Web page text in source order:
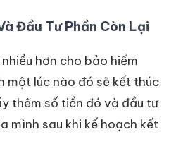
Đầu Tư Phần Còn Lại
hơn cho bảo hiểm
một lúc nào đó sẽ kết thúc
thêm số tiền đó và đầu tư
mình sau khi kế hoạch kết